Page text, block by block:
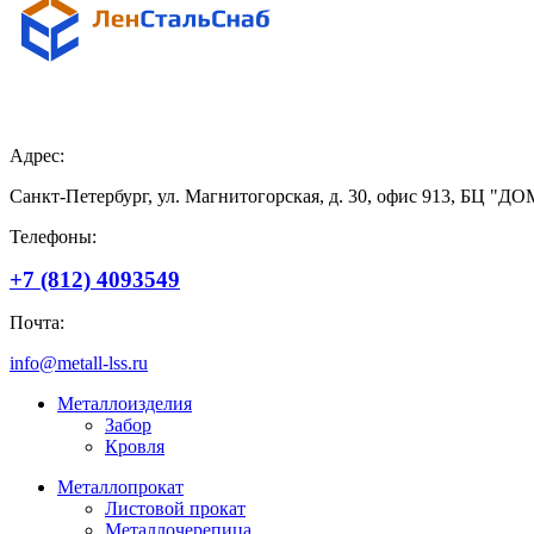
Адрес:
Санкт-Петербург, ул. Магнитогорская, д. 30, офис 913, БЦ
Телефоны:
+7 (812) 4093549
Почта:
info@metall-lss.ru
Металлоизделия
Забор
Кровля
Металлопрокат
Листовой прокат
Металлочерепица